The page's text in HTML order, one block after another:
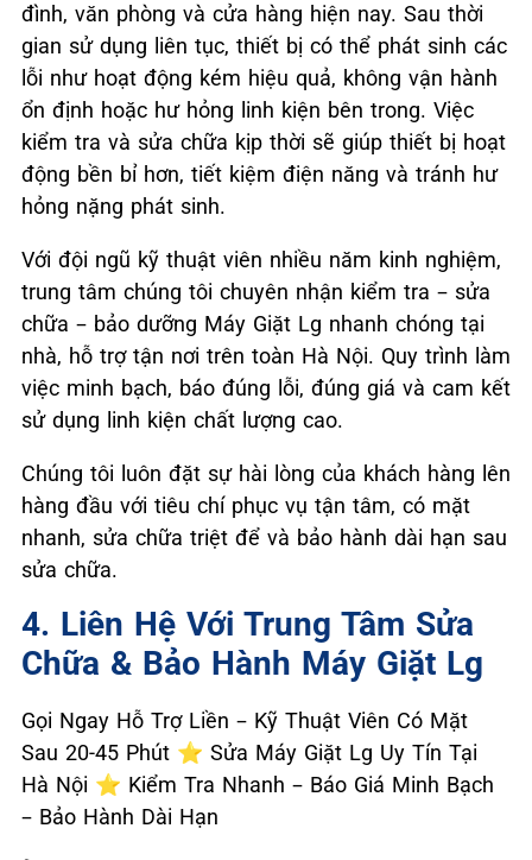
đình, văn phòng và cửa hàng hiện nay. Sau thời
gian sử dụng liên tục, thiết bị có thể phát sinh các
lỗi như hoạt động kém hiệu quả, không vận hành
ổn định hoặc hư hỏng linh kiện bên trong. Việc
kiểm tra và sửa chữa kịp thời sẽ giúp thiết bị hoạt
động bền bỉ hơn, tiết kiệm điện năng và tránh hư
hỏng nặng phát sinh.
Với đội ngũ kỹ thuật viên nhiều năm kinh nghiệm,
trung tâm chúng tôi chuyên nhận kiểm tra – sửa
chữa – bảo dưỡng Máy Giặt Lg nhanh chóng tại
nhà, hỗ trợ tận nơi trên toàn Hà Nội. Quy trình làm
việc minh bạch, báo đúng lỗi, đúng giá và cam kết
sử dụng linh kiện chất lượng cao.
Chúng tôi luôn đặt sự hài lòng của khách hàng lên
hàng đầu với tiêu chí phục vụ tận tâm, có mặt
nhanh, sửa chữa triệt để và bảo hành dài hạn sau
sửa chữa.
4. Liên Hệ Với Trung Tâm Sửa
Chữa & Bảo Hành Máy Giặt Lg
Gọi Ngay Hỗ Trợ Liền – Kỹ Thuật Viên Có Mặt
Sau 20-45 Phút ⭐ Sửa Máy Giặt Lg Uy Tín Tại
Hà Nội ⭐ Kiểm Tra Nhanh – Báo Giá Minh Bạch
– Bảo Hành Dài Hạn